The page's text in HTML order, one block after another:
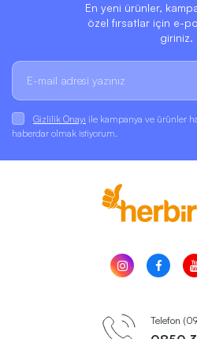
En yeni ürünler,
özel fırsatlar için e-
giriniz.
Gizlilik Onayı ile kampanya ve ürünler
haberdar olmak istiyorum.
Telefon